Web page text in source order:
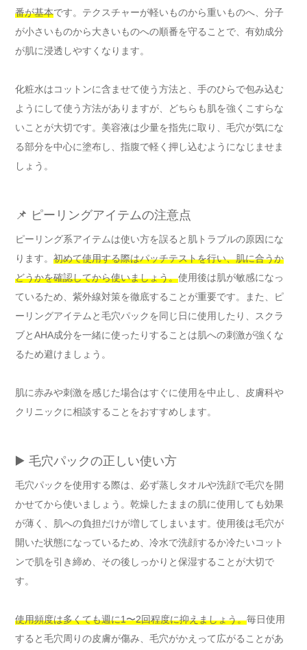
番が基本です。テクスチャーが軽いものから重いものへ、分子
が小さいものから大きいものへの順番を守ることで、有効成分
が肌に浸透しやすくなります。
化粧水はコットンに含ませて使う方法と、手のひらで包み込む
ようにして使う方法がありますが、どちらも肌を強くこすらな
いことが大切です。美容液は少量を指先に取り、毛穴が気にな
る部分を中心に塗布し、指腹で軽く押し込むようになじませま
しょう。
📌 ピーリングアイテムの注意点
ピーリング系アイテムは使い方を誤ると肌トラブルの原因にな
ります。 初めて使用する際はパッチテストを行い、肌に合うか
どうかを確認してから使いましょう。使用後は肌が敏感になっ
ているため、紫外線対策を徹底することが重要です。また、ピ
ーリングアイテムと毛穴パックを同じ日に使用したり、スクラ
ブとAHA成分を一緒に使ったりすることは肌への刺激が強くな
るため避けましょう。
肌に赤みや刺激を感じた場合はすぐに使用を中止し、皮膚科や
クリニックに相談することをおすすめします。
▶️ 毛穴パックの正しい使い方
毛穴パックを使用する際は、必ず蒸しタオルや洗顔で毛穴を開
かせてから使いましょう。乾燥したままの肌に使用しても効果
が薄く、肌への負担だけが増してしまいます。使用後は毛穴が
開いた状態になっているため、冷水で洗顔するか冷たいコット
ンで肌を引き締め、その後しっかりと保湿することが大切で
す。
使用頻度は多くても週に1〜2回程度に抑えましょう。毎日使用
すると毛穴周りの皮膚が傷み、毛穴がかえって広がることがあ